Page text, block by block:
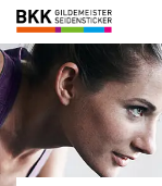
BKK
Gildemeister
Seidensticker